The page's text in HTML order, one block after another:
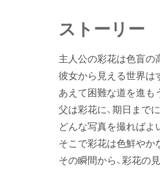
ストーリー
主人公の彩花は色盲の
彼女から見える世界は
あえて困難な道を進も
父は彩花に、期日まで
どんな写真を撮ればよ
そこで彩花は色鮮やか
その瞬間から、彩花の